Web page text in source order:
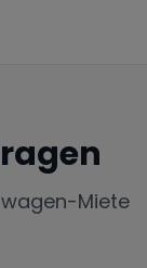
Miete